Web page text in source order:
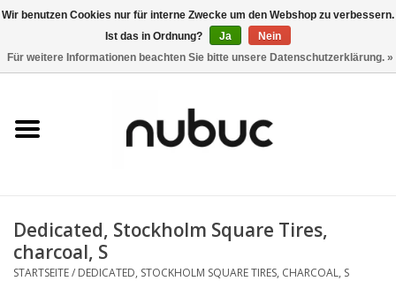
0 Artikel - CHF 0,00
Damen
Accessoires
Dedicated, Stockholm Square Tires,
charcoal, S
STARTSEITE/ DEDICATED, STOCKHOLM SQUARE TIRES, CHARCOAL, S
Wir benutzen Cookies nur für interne Zwecke um den Webshop zu verbessern.
Ist das in Ordnung?
Ja
Nein
Für weitere Informationen beachten Sie bitte unsere Datenschutzerklärung. »